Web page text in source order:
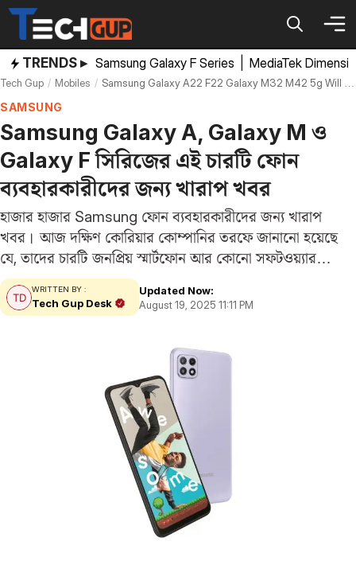
Skip
content
TRENDS ▸ Samsung Galaxy F Series MediaTek
Tech Gup Mobiles Samsung Galaxy A22 F22 Galaxy M32 M42 5g Will Not Recieve Software Security Update End Support
SAMSUNG
Samsung Galaxy A, Galaxy M ও
Galaxy F সিরিজের এই চারটি ফোন
ব্যবহারকারীদের জন্য খারাপ খবর
হাজার হাজার Samsung ফোন ব্যবহারকারীদের জন্য খারাপ
খবর। আজ দক্ষিণ কোরিয়ার কোম্পানির তরফে জানানো হয়েছে
যে, তাদের চারটি জনপ্রিয় স্মার্টফোন আর কোনো সফটওয়্যার
আপডেট আসবে না। Samsung তাদের ডিভাইসগুলিতে দীর্ঘ সময়
ধরে সফটওয়্যার ও সিকিউরিটি সাপোর্ট দেওয়ার জন্য পরিচিত
হলেও,…
WRITTEN BY :
Tech Gup Desk
Updated Now:
August 19, 2025 11:11 PM